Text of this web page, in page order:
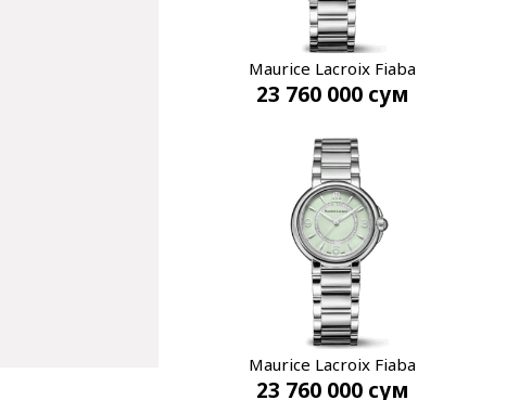
Maurice Lacroix Fiaba
FA1104-SS002-F20-1
23 760 000 сум
Maurice Lacroix Fiaba
FA1104-SS002-G20-1
23 760 000 сум